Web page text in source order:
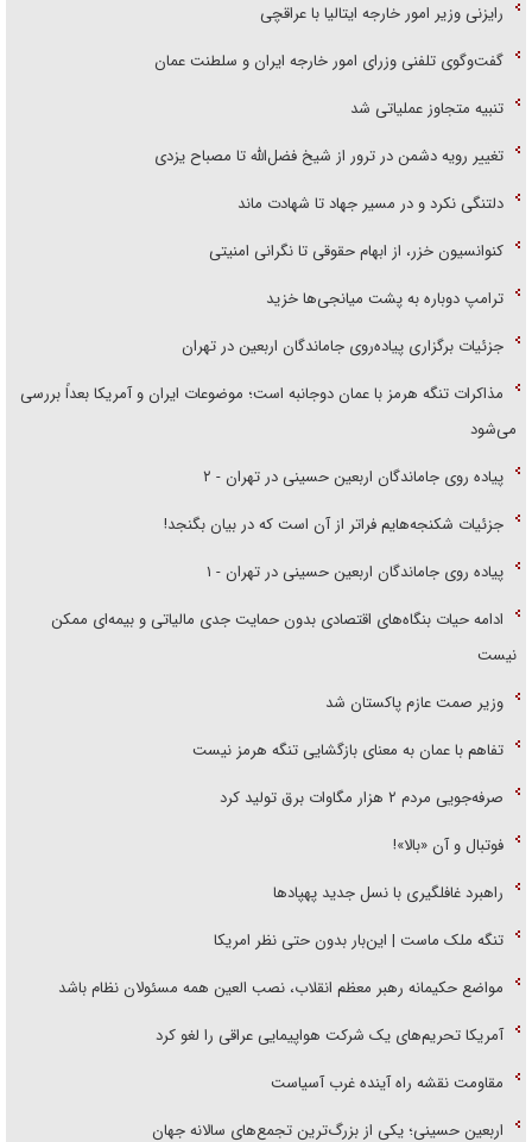
رایزنی وزیر امور خارجه ایتالیا با عراقچی
گفت‌وگوی تلفنی وزرای امور خارجه ایران و سلطنت عمان
تنبیه متجاوز عملیاتی شد
تغییر رویه دشمن در ترور از شیخ فضل‌الله تا مصباح یزدی
دلتنگی نکرد و در مسیر جهاد تا شهادت ماند
کنوانسیون خزر، از ابهام حقوقی تا نگرانی امنیتی
ترامپ دوباره به پشت میانجی‌ها خزید
جزئیات برگزاری پیاده‌روی جاماندگان اربعین در تهران
مذاکرات تنگه هرمز با عمان دوجانبه است؛ موضوعات ایران و آمریکا بعداً بررسی
می‌شود
پیاده روی جاماندگان اربعین حسینی در تهران - ۲
جزئیات شکنجه‌هایم فراتر از آن است که در بیان بگنجد!
پیاده روی جاماندگان اربعین حسینی در تهران - ۱
ادامه حیات بنگاه‌های اقتصادی بدون حمایت جدی مالیاتی و بیمه‌ای ممکن
نیست
وزیر صمت عازم پاکستان شد
تفاهم با عمان به معنای بازگشایی تنگه هرمز نیست
صرفه‌جویی مردم ۲ هزار مگاوات برق تولید کرد
فوتبال و آن «بالا»!
راهبرد غافلگیری با نسل جدید پهپاد‌ها
تنگه ملک ماست | این‌بار بدون حتی نظر امریکا
مواضع حکیمانه رهبر معظم انقلاب، نصب العین همه مسئولان نظام باشد
آمریکا تحریم‌های یک شرکت هواپیمایی عراقی را لغو کرد
مقاومت نقشه راه آینده غرب آسیاست
اربعین حسینی؛ یکی از بزرگ‌ترین تجمع‌های سالانه جهان